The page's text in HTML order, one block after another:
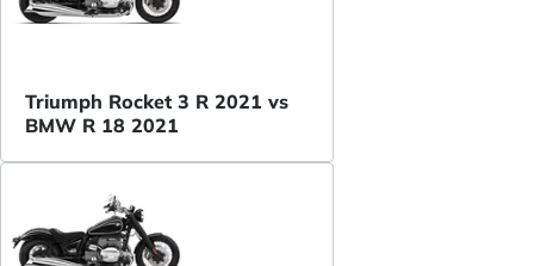
Triumph Rocket 3 R 2021 vs
BMW R 18 2021